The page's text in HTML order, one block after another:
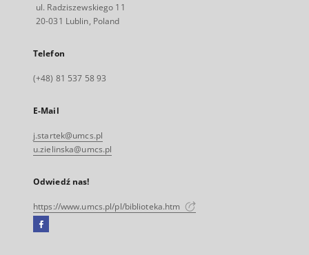
ul. Radziszewskiego 11
20-031 Lublin, Poland
Telefon
(+48) 81 537 58 93
E-Mail
j.startek@umcs.pl
u.zielinska@umcs.pl
Odwiedź nas!
https://www.umcs.pl/pl/biblioteka.htm
Facebook